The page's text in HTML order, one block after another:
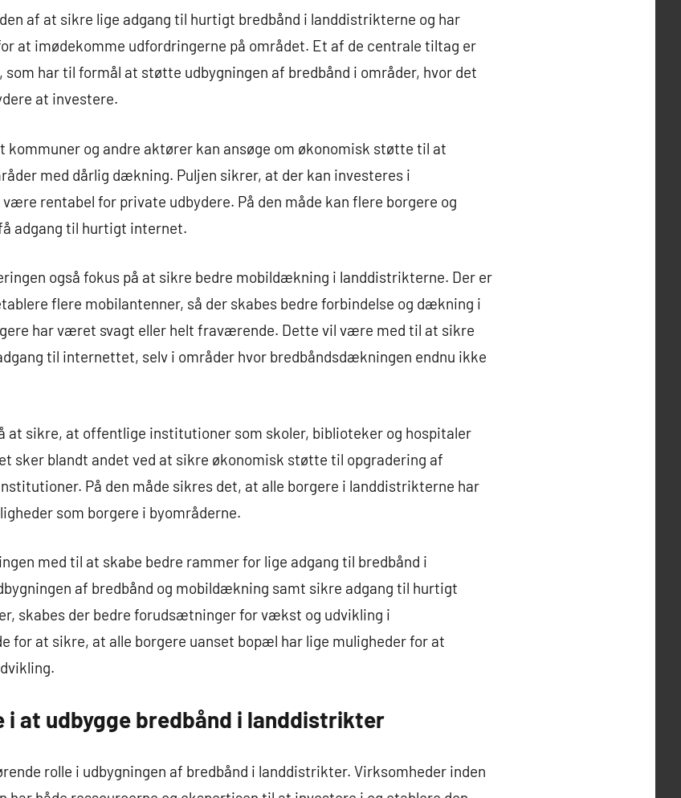
af at sikre lige adgang til hurtigt bredbånd i landdistrikterne og har
at imødekomme udfordringerne på området. Et af de centrale tiltag er
har til formål at støtte udbygningen af bredbånd i områder, hvor det
at investere.
kommuner og andre aktører kan ansøge om økonomisk støtte til at
med dårlig dækning. Puljen sikrer, at der kan investeres i
rentabel for private udbydere. På den måde kan flere borgere og
adgang til hurtigt internet.
også fokus på at sikre bedre mobildækning i landdistrikterne. Der er
flere mobilantenner, så der skabes bedre forbindelse og dækning i
har været svagt eller helt fraværende. Dette vil være med til at sikre
til internettet, selv i områder hvor bredbåndsdækningen endnu ikke
at sikre, at offentlige institutioner som skoler, biblioteker og hospitaler
sker blandt andet ved at sikre økonomisk støtte til opgradering af
På den måde sikres det, at alle borgere i landdistrikterne har
som borgere i byområderne.
med til at skabe bedre rammer for lige adgang til bredbånd i
af bredbånd og mobildækning samt sikre adgang til hurtigt
skabes der bedre forudsætninger for vækst og udvikling i
for at sikre, at alle borgere uanset bopæl har lige muligheder for at
at udbygge bredbånd i landdistrikter
rolle i udbygningen af bredbånd i landdistrikter. Virksomheder inden